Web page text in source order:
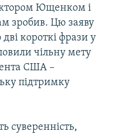
Ющенком і
зробив. Цю заяву
короткі фрази у
чільну мету
США –
підтримку
суверенність,